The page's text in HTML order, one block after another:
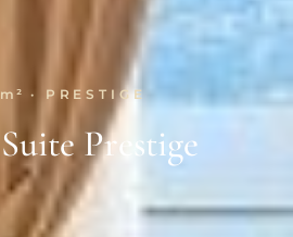
· PRESTIGE
Prestige